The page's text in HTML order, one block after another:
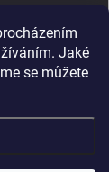
Jaké
se můžete
2016